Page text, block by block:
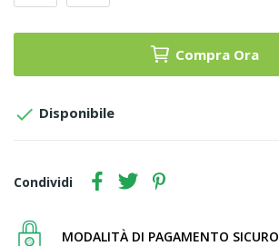
Compra Ora
 Disponibile
Condividi
MODALITÀ DI PAGAMENTO SICURO